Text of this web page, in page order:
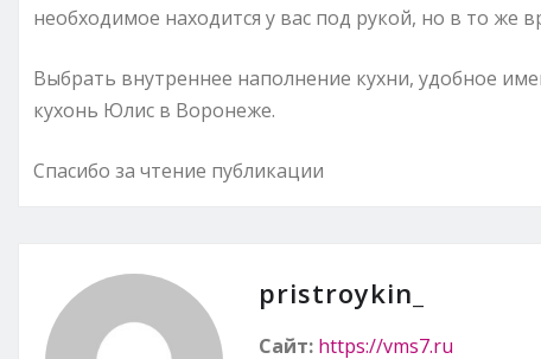
необходимое находится у вас под рукой, но в то же
Выбрать внутреннее наполнение кухни, удобное
кухонь Юлис в Воронеже.
Спасибо за чтение публикации
pristroykin_
Сайт: https://vms7.ru